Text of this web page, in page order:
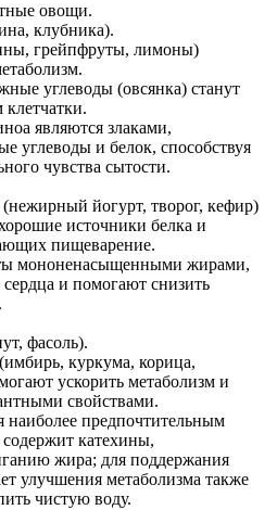
овощи.
клубника).
грейпфруты, лимоны)
углеводы (овсянка) станут
являются злаками,
углеводы и белок, способствуя
чувства сытости.
йогурт, творог, кефир)
источники белка и
пищеварение.
мононенасыщенными жирами,
и помогают снизить
фасоль).
куркума, корица,
ускорить метаболизм и
свойствами.
наиболее предпочтительным
катехины,
жира; для поддержания
улучшения метаболизма также
чистую воду.